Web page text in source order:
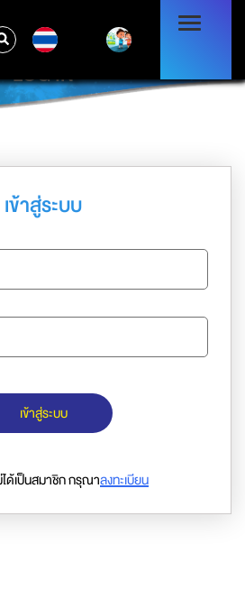
LOG IN
เข้าสู่ระบบ
เข้าสู่ระบบ
ด้เป็นสมาชิก กรุณาลงทะเบียน